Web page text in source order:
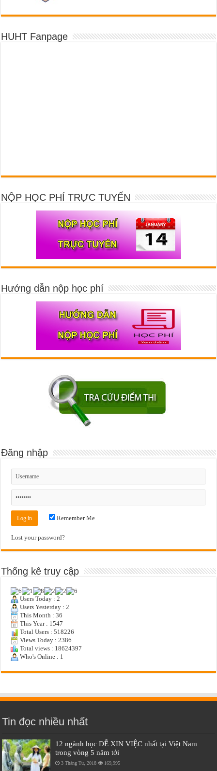
HUHT Fanpage
NỘP HỌC PHÍ TRỰC TUYẾN
Hướng dẫn nộp học phí
Đăng nhập
Remember Me
Lost your password?
Thống kê truy cập
Users Today : 2
Users Yesterday : 2
This Month : 36
This Year : 1547
Total Users : 518226
Views Today : 2386
Total views : 18624397
Who's Online : 1
Tin đọc nhiều nhất
12 ngành học DỄ XIN VIỆC nhất tại Việt Nam
trong vòng 5 năm tới
3 Tháng Tư, 2018 169,995